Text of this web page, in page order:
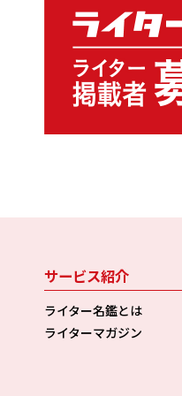
サービス紹介
ライター名鑑とは
ライターマガジン